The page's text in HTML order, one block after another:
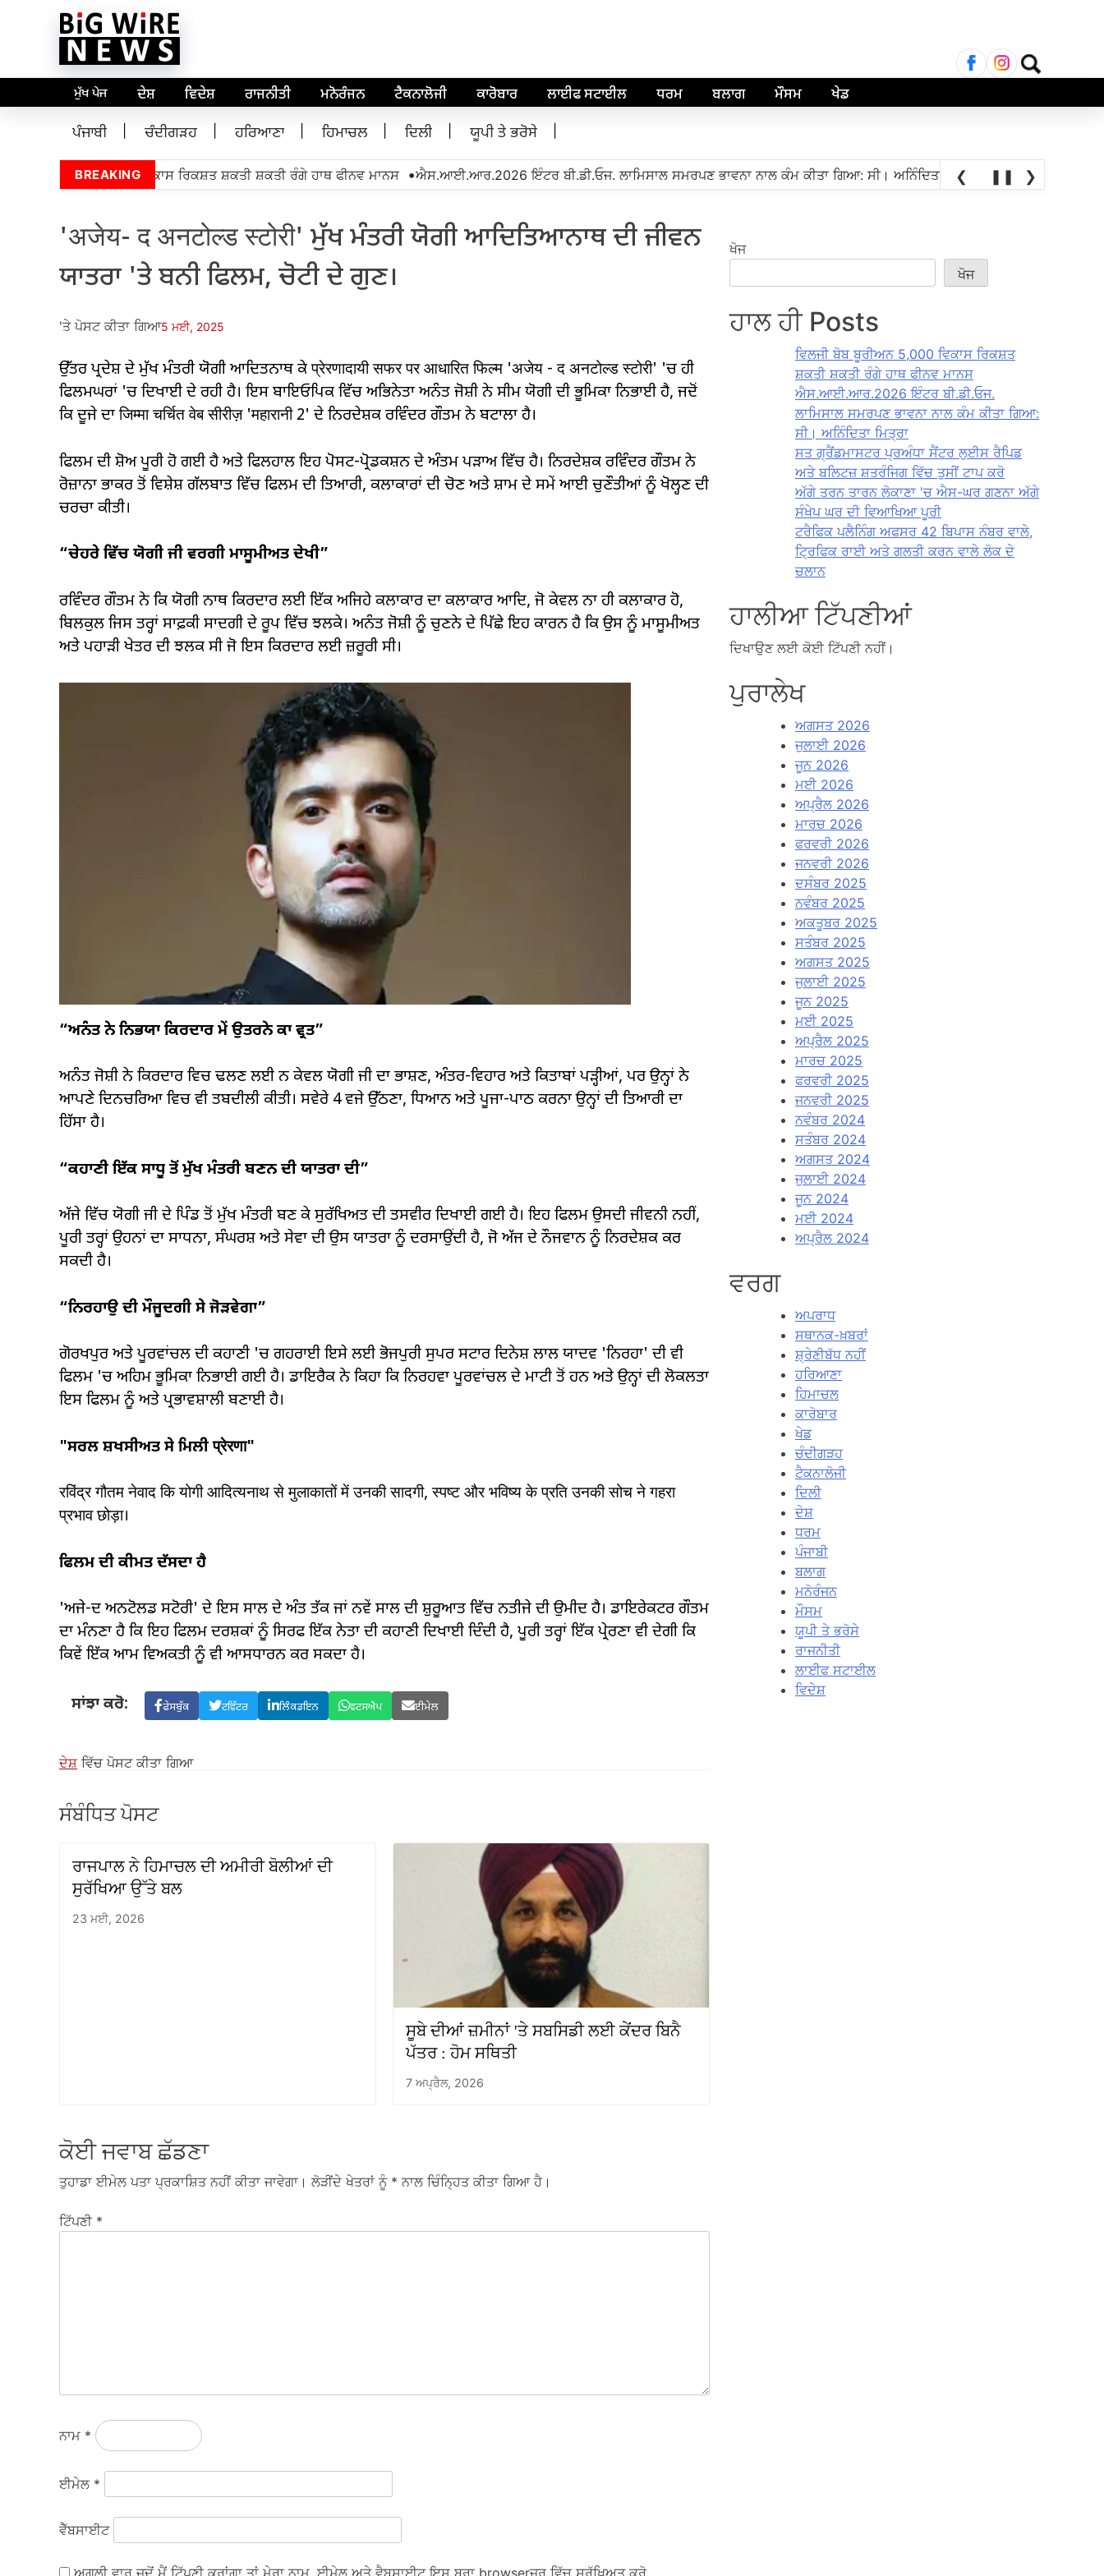
ਲਈ
ਖੋਜ:
ਮੁੱਖ ਪੇਜ ਦੇਸ਼ ਵਿਦੇਸ਼ ਰਾਜਨੀਤੀ ਮਨੋਰੰਜਨ ਟੈਕਨਾਲੋਜੀ ਕਾਰੋਬਾਰ ਲਾਈਫ ਸਟਾਈਲ ਧਰਮ ਬਲਾਗ ਮੌਸਮ ਖੇਡ
ਪੰਜਾਬੀ ਚੰਦੀਗੜਹ ਹਰਿਆਣਾ ਹਿਮਾਚਲ ਦਿਲੀ ਯੂਪੀ ਤੇ ਭਰੋਸੇ
BREAKING
ਬੋਬ ਬੂਰੀਅਨ 5,000 ਵਿਕਾਸ ਰਿਕਸ਼ਤ ਸ਼ਕਤੀ ਸ਼ਕਤੀ ਰੰਗੇ ਹਾਥ ਫੀਨਵ ਮਾਨਸ •ਐਸ.ਆਈ.ਆਰ.2026 ਇੰਟਰ ਬੀ.ਡੀ.ਓਜ. ਲਾਮਿਸਾਲ ਸਮਰਪਣ ਭਾਵਨਾ ਨਾਲ ਕੰਮ ਕੀਤਾ ਗਿਆ: ਸੀ। ਅਨਿੰਦਿਤਾ ਮਿਤ੍ਰਾ ਸਤ ਗ੍ਰੈਂਡਮਾਸਟਰ
❮ ❚❚ ❯
'अजेय- द अनटोल्ड स्टोरी' ਮੁੱਖ ਮੰਤਰੀ ਯੋਗੀ ਆਦਿਤਿਆਨਾਥ ਦੀ ਜੀਵਨ
ਯਾਤਰਾ 'ਤੇ ਬਨੀ ਫਿਲਮ, ਚੋਟੀ ਦੇ ਗੁਣ।
'ਤੇ ਪੋਸਟ ਕੀਤਾ ਗਿਆ5 ਮਈ, 2025
ਉੱਤਰ ਪ੍ਰਦੇਸ਼ ਦੇ ਮੁੱਖ ਮੰਤਰੀ ਯੋਗੀ ਆਦਿਤਨਾਥ ਕੇ प्रेरणादायी सफर पर आधारित फिल्म 'अजेय - द अनटोल्ड स्टोरी' 'ਚ ਹੀ
ਫਿਲਮਘਰਾਂ 'ਚ ਦਿਖਾਈ ਦੇ ਰਹੀ ਹੈ। ਇਸ ਬਾਇਓਪਿਕ ਵਿੱਚ ਅਭਿਨੇਤਾ ਅਨੰਤ ਜੋਸ਼ੀ ਨੇ ਸੀਮ ਯੋਗੀ ਦੀ ਭੂਮਿਕਾ ਨਿਭਾਈ ਹੈ, ਜਦੋਂ
ਕਿ ਦੂਜੇ ਦਾ जिम्मा चर्चित वेब सीरीज़ 'महारानी 2' ਦੇ ਨਿਰਦੇਸ਼ਕ ਰਵਿੰਦਰ ਗੌਤਮ ਨੇ ਬਟਾਲਾ ਹੈ।
ਫਿਲਮ ਦੀ ਸ਼ੋਅ ਪੂਰੀ ਹੋ ਗਈ ਹੈ ਅਤੇ ਫਿਲਹਾਲ ਇਹ ਪੋਸਟ-ਪ੍ਰੋਡਕਸ਼ਨ ਦੇ ਅੰਤਮ ਪੜਾਅ ਵਿੱਚ ਹੈ। ਨਿਰਦੇਸ਼ਕ ਰਵਿੰਦਰ ਗੌਤਮ ਨੇ
ਰੋਜ਼ਾਨਾ ਭਾਕਰ ਤੋਂ ਵਿਸ਼ੇਸ਼ ਗੱਲਬਾਤ ਵਿੱਚ ਫਿਲਮ ਦੀ ਤਿਆਰੀ, ਕਲਾਕਾਰਾਂ ਦੀ ਚੋਣ ਅਤੇ ਸ਼ਾਮ ਦੇ ਸਮੇਂ ਆਈ ਚੁਣੌਤੀਆਂ ਨੂੰ ਖੋਲ੍ਹਣ ਦੀ
ਚਰਚਾ ਕੀਤੀ।
“ਚੇਹਰੇ ਵਿੱਚ ਯੋਗੀ ਜੀ ਵਰਗੀ ਮਾਸੂਮੀਅਤ ਦੇਖੀ”
ਰਵਿੰਦਰ ਗੌਤਮ ਨੇ ਕਿ ਯੋਗੀ ਨਾਥ ਕਿਰਦਾਰ ਲਈ ਇੱਕ ਅਜਿਹੇ ਕਲਾਕਾਰ ਦਾ ਕਲਾਕਾਰ ਆਦਿ, ਜੋ ਕੇਵਲ ਨਾ ਹੀ ਕਲਾਕਾਰ ਹੋ,
ਬਿਲਕੁਲ ਜਿਸ ਤਰ੍ਹਾਂ ਸਾਫ਼ਕੀ ਸਾਦਗੀ ਦੇ ਰੂਪ ਵਿੱਚ ਝਲਕੇ। ਅਨੰਤ ਜੋਸ਼ੀ ਨੂੰ ਚੁਣਨੇ ਦੇ ਪਿੱਛੇ ਇਹ ਕਾਰਨ ਹੈ ਕਿ ਉਸ ਨੂੰ ਮਾਸੂਮੀਅਤ
ਅਤੇ ਪਹਾੜੀ ਖੇਤਰ ਦੀ ਝਲਕ ਸੀ ਜੋ ਇਸ ਕਿਰਦਾਰ ਲਈ ਜ਼ਰੂਰੀ ਸੀ।
“ਅਨੰਤ ਨੇ ਨਿਭਯਾ ਕਿਰਦਾਰ ਮੇਂ ਉਤਰਨੇ ਕਾ ਵ੍ਰਤ”
ਅਨੰਤ ਜੋਸ਼ੀ ਨੇ ਕਿਰਦਾਰ ਵਿਚ ਢਲਣ ਲਈ ਨ ਕੇਵਲ ਯੋਗੀ ਜੀ ਦਾ ਭਾਸ਼ਣ, ਅੰਤਰ-ਵਿਹਾਰ ਅਤੇ ਕਿਤਾਬਾਂ ਪੜ੍ਹੀਆਂ, ਪਰ ਉਨ੍ਹਾਂ ਨੇ
ਆਪਣੇ ਦਿਨਚਰਿਆ ਵਿਚ ਵੀ ਤਬਦੀਲੀ ਕੀਤੀ। ਸਵੇਰੇ 4 ਵਜੇ ਉੱਠਣਾ, ਧਿਆਨ ਅਤੇ ਪੂਜਾ-ਪਾਠ ਕਰਨਾ ਉਨ੍ਹਾਂ ਦੀ ਤਿਆਰੀ ਦਾ
ਹਿੱਸਾ ਹੈ।
“ਕਹਾਣੀ ਇੱਕ ਸਾਧੂ ਤੋਂ ਮੁੱਖ ਮੰਤਰੀ ਬਣਨ ਦੀ ਯਾਤਰਾ ਦੀ”
ਅੱਜੇ ਵਿੱਚ ਯੋਗੀ ਜੀ ਦੇ ਪਿੰਡ ਤੋਂ ਮੁੱਖ ਮੰਤਰੀ ਬਣ ਕੇ ਸੁਰੱਖਿਅਤ ਦੀ ਤਸਵੀਰ ਦਿਖਾਈ ਗਈ ਹੈ। ਇਹ ਫਿਲਮ ਉਸਦੀ ਜੀਵਨੀ ਨਹੀਂ,
ਪੂਰੀ ਤਰ੍ਹਾਂ ਉਹਨਾਂ ਦਾ ਸਾਧਨਾ, ਸੰਘਰਸ਼ ਅਤੇ ਸੇਵਾ ਦੀ ਉਸ ਯਾਤਰਾ ਨੂੰ ਦਰਸਾਉਂਦੀ ਹੈ, ਜੋ ਅੱਜ ਦੇ ਨੌਜਵਾਨ ਨੂੰ ਨਿਰਦੇਸ਼ਕ ਕਰ
ਸਕਦੀ ਹੈ।
“ਨਿਰਹਾਉ ਦੀ ਮੌਜੂਦਗੀ ਸੇ ਜੋੜਵੇਗਾ”
ਗੋਰਖਪੁਰ ਅਤੇ ਪੂਰਵਾਂਚਲ ਦੀ ਕਹਾਣੀ 'ਚ ਗਹਰਾਈ ਇਸੇ ਲਈ ਭੋਜਪੁਰੀ ਸੁਪਰ ਸਟਾਰ ਦਿਨੇਸ਼ ਲਾਲ ਯਾਦਵ 'ਨਿਰਹਾ' ਦੀ ਵੀ
ਫਿਲਮ 'ਚ ਅਹਿਮ ਭੂਮਿਕਾ ਨਿਭਾਈ ਗਈ ਹੈ। ਡਾਇਰੈਕ ਨੇ ਕਿਹਾ ਕਿ ਨਿਰਹਵਾ ਪੂਰਵਾਂਚਲ ਦੇ ਮਾਟੀ ਤੋਂ ਹਨ ਅਤੇ ਉਨ੍ਹਾਂ ਦੀ ਲੋਕਲਤਾ
ਇਸ ਫਿਲਮ ਨੂੰ ਅਤੇ ਪ੍ਰਭਾਵਸ਼ਾਲੀ ਬਣਾਈ ਹੈ।
"ਸਰਲ ਸ਼ਖਸੀਅਤ ਸੇ ਮਿਲੀ प्रेरणा"
रविंद्र गौतम नेवाद कि योगी आदित्यनाथ से मुलाकातों में उनकी सादगी, स्पष्ट और भविष्य के प्रति उनकी सोच ने गहरा
प्रभाव छोड़ा।
ਫਿਲਮ ਦੀ ਕੀਮਤ ਦੱਸਦਾ ਹੈ
'ਅਜੇ-ਦ ਅਨਟੋਲਡ ਸਟੋਰੀ' ਦੇ ਇਸ ਸਾਲ ਦੇ ਅੰਤ ਤੱਕ ਜਾਂ ਨਵੇਂ ਸਾਲ ਦੀ ਸ਼ੁਰੂਆਤ ਵਿੱਚ ਨਤੀਜੇ ਦੀ ਉਮੀਦ ਹੈ। ਡਾਇਰੇਕਟਰ ਗੌਤਮ
ਦਾ ਮੰਨਣਾ ਹੈ ਕਿ ਇਹ ਫਿਲਮ ਦਰਸ਼ਕਾਂ ਨੂੰ ਸਿਰਫ ਇੱਕ ਨੇਤਾ ਦੀ ਕਹਾਣੀ ਦਿਖਾਈ ਦਿੰਦੀ ਹੈ, ਪੂਰੀ ਤਰ੍ਹਾਂ ਇੱਕ ਪ੍ਰੇਰਣਾ ਵੀ ਦੇਗੀ ਕਿ
ਕਿਵੇਂ ਇੱਕ ਆਮ ਵਿਅਕਤੀ ਨੂੰ ਵੀ ਆਸਧਾਰਨ ਕਰ ਸਕਦਾ ਹੈ।
ਸਾਂਝਾ ਕਰੋ: ਫੇਸਬੁੱਕ ਟਵਿੱਟਰ ਲਿੰਕਡਇਨ ਵਟਸਐਪ ਈਮੇਲ
ਦੇਸ਼ ਵਿੱਚ ਪੋਸਟ ਕੀਤਾ ਗਿਆ
ਸੰਬੰਧਿਤ ਪੋਸਟ
ਰਾਜਪਾਲ ਨੇ ਹਿਮਾਚਲ ਦੀ ਅਮੀਰੀ ਬੋਲੀਆਂ ਦੀ
ਸੁਰੱਖਿਆ ਉੱਤੇ ਬਲ
23 ਮਈ, 2026
ਸੂਬੇ ਦੀਆਂ ਜ਼ਮੀਨਾਂ 'ਤੇ ਸਬਸਿਡੀ ਲਈ ਕੇਂਦਰ ਬਿਨੈ
ਪੱਤਰ : ਹੋਮ ਸਥਿਤੀ
7 ਅਪ੍ਰੈਲ, 2026
ਕੋਈ ਜਵਾਬ ਛੱਡਣਾ
ਤੁਹਾਡਾ ਈਮੇਲ ਪਤਾ ਪ੍ਰਕਾਸ਼ਿਤ ਨਹੀਂ ਕੀਤਾ ਜਾਵੇਗਾ। ਲੋੜੀਂਦੇ ਖੇਤਰਾਂ ਨੂੰ * ਨਾਲ ਚਿੰਨ੍ਹਿਤ ਕੀਤਾ ਗਿਆ ਹੈ।
ਟਿੱਪਣੀ *
ਨਾਮ *
ਈਮੇਲ *
ਵੈੱਬਸਾਈਟ
ਅਗਲੀ ਵਾਰ ਜਦੋਂ ਮੈਂ ਟਿੱਪਣੀ ਕਰਾਂਗਾ ਤਾਂ ਮੇਰਾ ਨਾਮ, ਈਮੇਲ ਅਤੇ ਵੈਬਸਾਈਟ ਇਸ ਬ੍ਰਾ browserਜ਼ਰ ਵਿੱਚ ਸੁਰੱਖਿਅਤ ਕਰੋ.
ਖੋਜ
ਖੋਜ
ਹਾਲ ਹੀ Posts
ਵਿਲਜੀ ਬੋਬ ਬੂਰੀਅਨ 5,000 ਵਿਕਾਸ ਰਿਕਸ਼ਤ
ਸ਼ਕਤੀ ਸ਼ਕਤੀ ਰੰਗੇ ਹਾਥ ਫੀਨਵ ਮਾਨਸ
ਐਸ.ਆਈ.ਆਰ.2026 ਇੰਟਰ ਬੀ.ਡੀ.ਓਜ.
ਲਾਮਿਸਾਲ ਸਮਰਪਣ ਭਾਵਨਾ ਨਾਲ ਕੰਮ ਕੀਤਾ ਗਿਆ:
ਸੀ। ਅਨਿੰਦਿਤਾ ਮਿਤ੍ਰਾ
ਸਤ ਗ੍ਰੈਂਡਮਾਸਟਰ ਪ੍ਰਅੰਧਾ ਸੈਂਟਰ ਲੁਈਸ ਰੈਪਿਡ
ਅਤੇ ਬਲਿਟਜ਼ ਸ਼ਤਰੰਜਿਗ ਵਿੱਚ ਤੁਸੀਂ ਟਾਪ ਕਰੋ
ਅੱਗੇ ਤਰਨ ਤਾਰਨ ਲੋਕਾਣਾ 'ਚ ਐਸ-ਘਰ ਗਣਨਾ ਅੱਗੇ
ਸੰਖੇਪ ਘਰ ਦੀ ਵਿਆਖਿਆ ਪੂਰੀ
ਟਰੈਫਿਕ ਪਲੈਨਿੰਗ ਅਫਸਰ 42 ਬਿਪਾਸ ਨੰਬਰ ਵਾਲੇ,
ਟ੍ਰਿਫਿਕ ਰਾਈ ਅਤੇ ਗਲਤੀ ਕਰਨ ਵਾਲੇ ਲੋਕ ਦੇ
ਚਲਾਨ
ਹਾਲੀਆ ਟਿੱਪਣੀਆਂ
ਦਿਖਾਉਣ ਲਈ ਕੋਈ ਟਿੱਪਣੀ ਨਹੀਂ।
ਪੁਰਾਲੇਖ
ਅਗਸਤ 2026
ਜੁਲਾਈ 2026
ਜੂਨ 2026
ਮਈ 2026
ਅਪ੍ਰੈਲ 2026
ਮਾਰਚ 2026
ਫਰਵਰੀ 2026
ਜਨਵਰੀ 2026
ਦਸੰਬਰ 2025
ਨਵੰਬਰ 2025
ਅਕਤੂਬਰ 2025
ਸਤੰਬਰ 2025
ਅਗਸਤ 2025
ਜੁਲਾਈ 2025
ਜੂਨ 2025
ਮਈ 2025
ਅਪ੍ਰੈਲ 2025
ਮਾਰਚ 2025
ਫਰਵਰੀ 2025
ਜਨਵਰੀ 2025
ਨਵੰਬਰ 2024
ਸਤੰਬਰ 2024
ਅਗਸਤ 2024
ਜੁਲਾਈ 2024
ਜੂਨ 2024
ਮਈ 2024
ਅਪ੍ਰੈਲ 2024
ਵਰਗ
ਅਪਰਾਧ
ਸਥਾਨਕ-ਖ਼ਬਰਾਂ
ਸ਼੍ਰੇਣੀਬੱਧ ਨਹੀਂ
ਹਰਿਆਣਾ
ਹਿਮਾਚਲ
ਕਾਰੋਬਾਰ
ਖੇਡ
ਚੰਦੀਗੜਹ
ਟੈਕਨਾਲੋਜੀ
ਦਿਲੀ
ਦੇਸ਼
ਧਰਮ
ਪੰਜਾਬੀ
ਬਲਾਗ
ਮਨੋਰੰਜਨ
ਮੌਸਮ
ਯੂਪੀ ਤੇ ਭਰੋਸੇ
ਰਾਜਨੀਤੀ
ਲਾਈਫ ਸਟਾਈਲ
ਵਿਦੇਸ਼